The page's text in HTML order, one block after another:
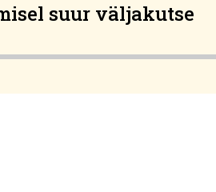
suur väljakutse